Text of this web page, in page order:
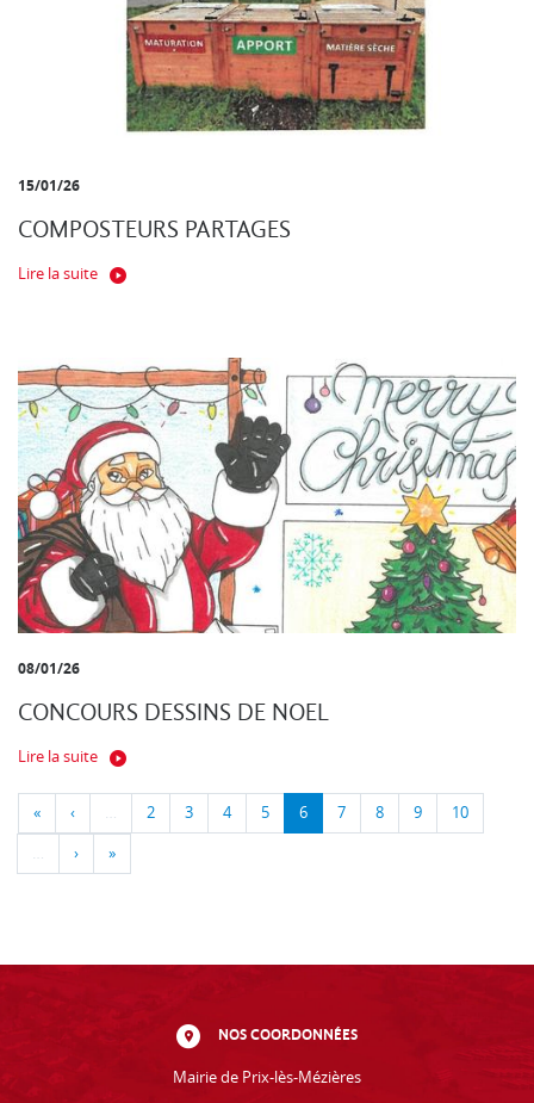
15/01/26
COMPOSTEURS PARTAGES
Lire la suite
08/01/26
CONCOURS DESSINS DE NOEL
Lire la suite
« ‹ … 2 3 4 5 6 7 8 9 10
… › »
NOS COORDONNÉES
Mairie de Prix-lès-Mézières